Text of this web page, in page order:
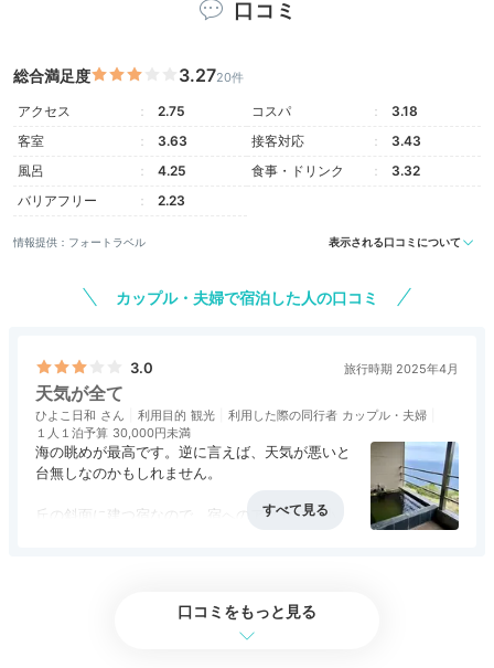
お部屋は海抜200ｍ。露天風呂からは相模湾が一望でき
ます。自家源泉かけ流しの温泉を24時間好きな時に楽
ーです。
yuri_szk
露天風呂付きのお部屋なので、少し休んだら早めにお風
呂に入り、ゆっくりとした時間を過ごしました。
+2
口コミ
総合満足度 3.2720件
アクセス 2.75 コスパ
3.18
客室
3.63 接客対応
3.43
風呂
4.25 食事・ドリンク
3.32
バリアフリー
2.23
情報提供：フォートラベル 表示される口コミについて
カップル・夫婦で宿泊した人の口コミ
3.0 旅行時期 2025年4月
天気が全て
ひよこ日和 利用目的 観光 利用した際の同行者 カップル・夫婦
１人１泊予算 30,000円未満
海の眺めが最高です。逆に言えば、天気が悪いと
台無しなのかもしれません。
丘の斜面に建つ宿なので、宿へのアクセスに小さ
その立地ですから、海の眺めが素晴らしいです。
部屋は離れ棟の２階でした。露天風呂からの景色
口コミをもっと見る